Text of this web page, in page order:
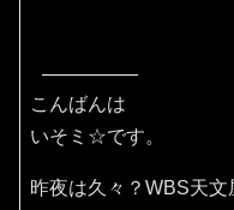
こんばんは
いそミ☆です。
昨夜は久々？WBS天文